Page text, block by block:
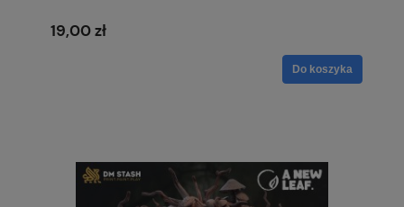
19,00 zł
Do koszyka